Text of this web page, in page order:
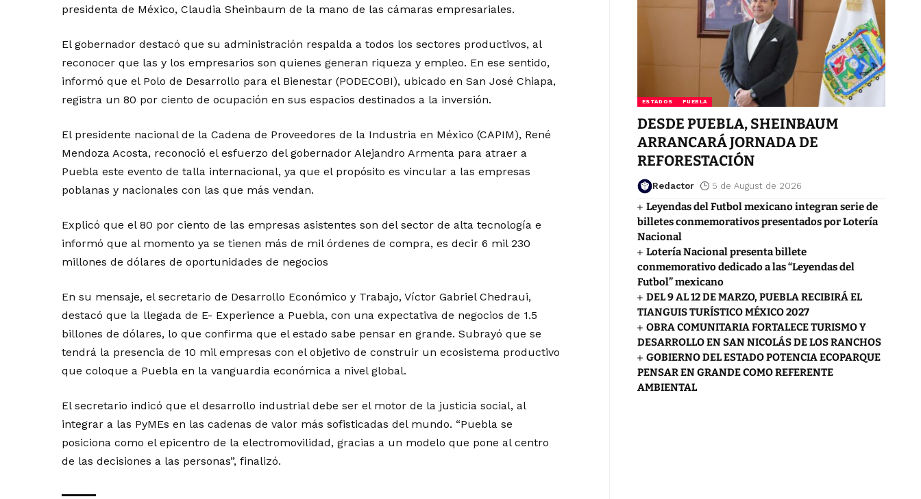
presidenta de México, Claudia Sheinbaum de la mano de las cámaras empresariales.
El gobernador destacó que su administración respalda a todos los sectores productivos, al
reconocer que las y los empresarios son quienes generan riqueza y empleo. En ese sentido,
informó que el Polo de Desarrollo para el Bienestar (PODECOBI), ubicado en San José Chiapa,
registra un 80 por ciento de ocupación en sus espacios destinados a la inversión.
El presidente nacional de la Cadena de Proveedores de la Industria en México (CAPIM), René
Mendoza Acosta, reconoció el esfuerzo del gobernador Alejandro Armenta para atraer a
Puebla este evento de talla internacional, ya que el propósito es vincular a las empresas
poblanas y nacionales con las que más vendan.
Explicó que el 80 por ciento de las empresas asistentes son del sector de alta tecnología e
informó que al momento ya se tienen más de mil órdenes de compra, es decir 6 mil 230
millones de dólares de oportunidades de negocios
En su mensaje, el secretario de Desarrollo Económico y Trabajo, Víctor Gabriel Chedraui,
destacó que la llegada de E- Experience a Puebla, con una expectativa de negocios de 1.5
billones de dólares, lo que confirma que el estado sabe pensar en grande. Subrayó que se
tendrá la presencia de 10 mil empresas con el objetivo de construir un ecosistema productivo
que coloque a Puebla en la vanguardia económica a nivel global.
El secretario indicó que el desarrollo industrial debe ser el motor de la justicia social, al
integrar a las PyMEs en las cadenas de valor más sofisticadas del mundo. “Puebla se
posiciona como el epicentro de la electromovilidad, gracias a un modelo que pone al centro
de las decisiones a las personas”, finalizó.
ESTADOS PUEBLA
DESDE PUEBLA, SHEINBAUM
ARRANCARÁ JORNADA DE
REFORESTACIÓN
Redactor 5 de August de 2026
Leyendas del Futbol mexicano integran serie de
billetes conmemorativos presentados por Lotería
Nacional
Lotería Nacional presenta billete
conmemorativo dedicado a las “Leyendas del
Futbol” mexicano
DEL 9 AL 12 DE MARZO, PUEBLA RECIBIRÁ EL
TIANGUIS TURÍSTICO MÉXICO 2027
OBRA COMUNITARIA FORTALECE TURISMO Y
DESARROLLO EN SAN NICOLÁS DE LOS RANCHOS
GOBIERNO DEL ESTADO POTENCIA ECOPARQUE
PENSAR EN GRANDE COMO REFERENTE
AMBIENTAL